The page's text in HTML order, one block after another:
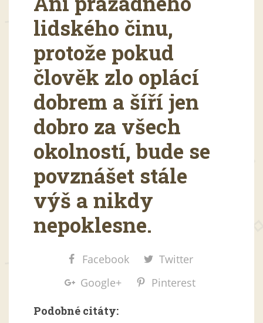
lidského činu,
protože pokud
člověk zlo oplácí
dobrem a šíří jen
dobro za všech
okolností, bude se
povznášet stále
výš a nikdy
nepoklesne.
Facebook
Twitter
Google+
Pinterest
Podobné citáty: